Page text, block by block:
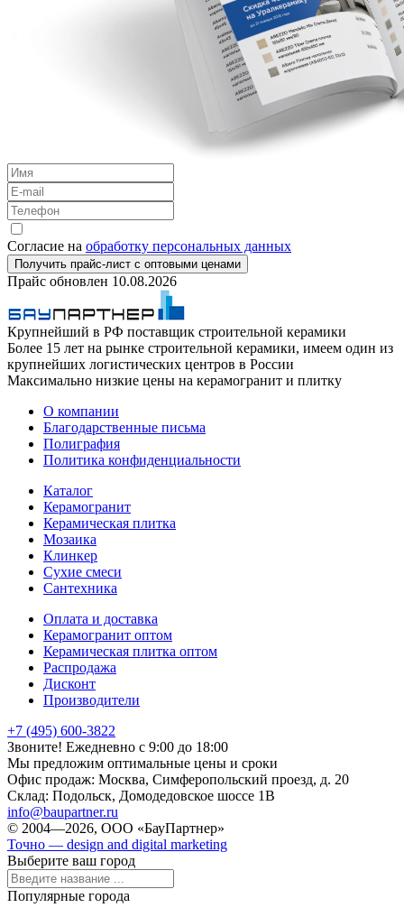
Согласие на обработку персональных данных
Получить прайс-лист с оптовыми ценами
Прайс обновлен 10.08.2026
Крупнейший в РФ поставщик строительной керамики
Более 15 лет на рынке строительной керамики, имеем один из
крупнейших логистических центров в России
Максимально низкие цены на керамогранит и плитку
О компании
Благодарственные письма
Полиграфия
Политика конфиденциальности
Каталог
Керамогранит
Керамическая плитка
Мозаика
Клинкер
Сухие смеси
Сантехника
Оплата и доставка
Керамогранит оптом
Керамическая плитка оптом
Распродажа
Дисконт
Производители
+7 (495) 600-3822
Звоните! Ежедневно с 9:00 до 18:00
Мы предложим оптимальные цены и сроки
Офис продаж: Москва, Симферопольский проезд, д. 20
Склад: Подольск, Домодедовское шоссе 1В
info@baupartner.ru
© 2004—2026, ООО «БауПартнер»
Точно — design and digital marketing
Выберите ваш город
Популярные города